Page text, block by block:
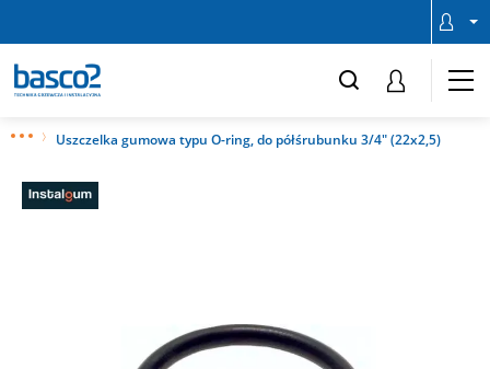
Uszczelka gumowa typu O-ring, do półśrubunku 3/4" (22x2,5)